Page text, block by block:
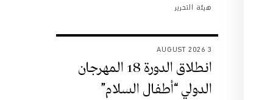
هيئة التحرير
3 AUGUST 2026
انطلاق الدورة 18 المهرجان
الدولي “أطفال السلام”